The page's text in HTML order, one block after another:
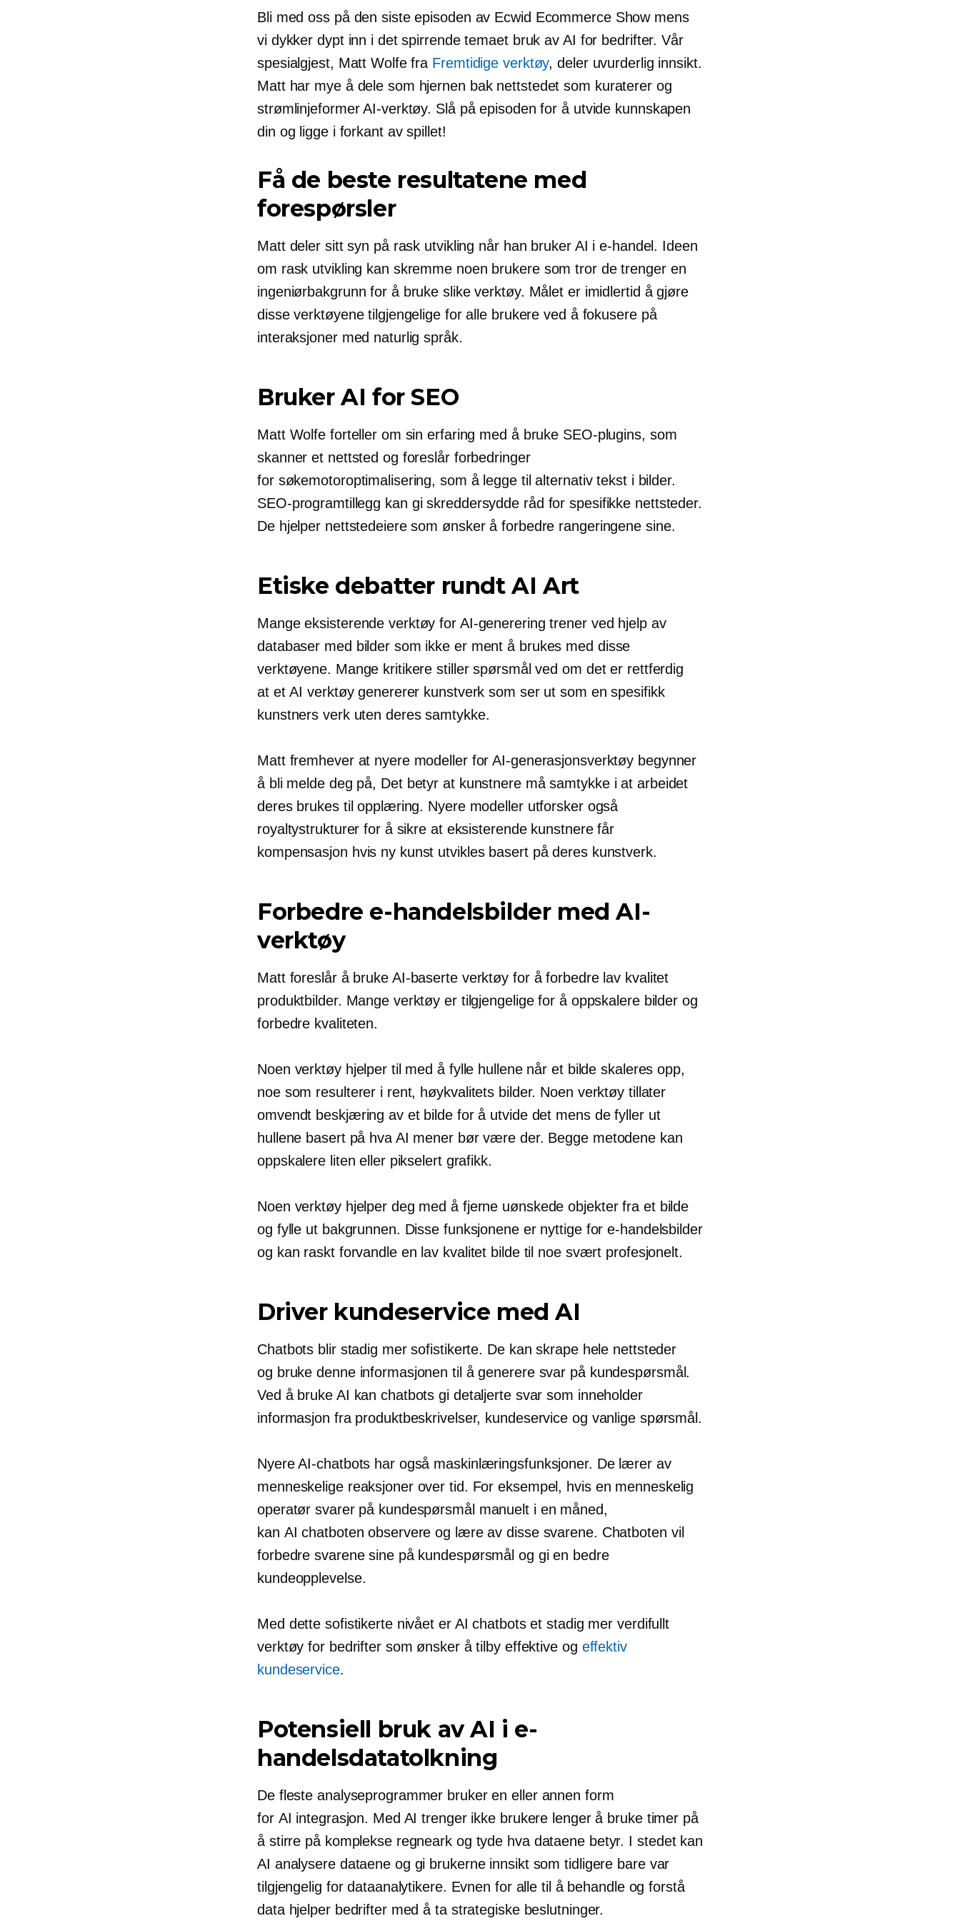
Bli med oss på den siste episoden av Ecwid Ecommerce Show mens
vi dykker dypt inn i det spirrende temaet bruk av AI for bedrifter. Vår
spesialgjest, Matt Wolfe fra Fremtidige verktøy, deler uvurderlig innsikt.
Matt har mye å dele som hjernen bak nettstedet som kuraterer og
strømlinjeformer AI-verktøy. Slå på episoden for å utvide kunnskapen
din og ligge i forkant av spillet!
Få de beste resultatene med
forespørsler
Matt deler sitt syn på rask utvikling når han bruker AI i e-handel. Ideen
om rask utvikling kan skremme noen brukere som tror de trenger en
ingeniørbakgrunn for å bruke slike verktøy. Målet er imidlertid å gjøre
disse verktøyene tilgjengelige for alle brukere ved å fokusere på
interaksjoner med naturlig språk.
Bruker AI for SEO
Matt Wolfe forteller om sin erfaring med å bruke SEO-plugins, som
skanner et nettsted og foreslår forbedringer
for søkemotoroptimalisering, som å legge til alternativ tekst i bilder.
SEO-programtillegg kan gi skreddersydde råd for spesifikke nettsteder.
De hjelper nettstedeiere som ønsker å forbedre rangeringene sine.
Etiske debatter rundt AI Art
Mange eksisterende verktøy for AI-generering trener ved hjelp av
databaser med bilder som ikke er ment å brukes med disse
verktøyene. Mange kritikere stiller spørsmål ved om det er rettferdig
at et AI verktøy genererer kunstverk som ser ut som en spesifikk
kunstners verk uten deres samtykke.
Matt fremhever at nyere modeller for AI-generasjonsverktøy begynner
å bli melde deg på, Det betyr at kunstnere må samtykke i at arbeidet
deres brukes til opplæring. Nyere modeller utforsker også
royaltystrukturer for å sikre at eksisterende kunstnere får
kompensasjon hvis ny kunst utvikles basert på deres kunstverk.
Forbedre e-handelsbilder med AI-
verktøy
Matt foreslår å bruke AI-baserteverktøy for å forbedre lav kvalitet
produktbilder. Mange verktøy er tilgjengelige for å oppskalere bilder og
forbedre kvaliteten.
Noen verktøy hjelper til med å fylle hullene når et bilde skaleres opp,
noe som resulterer i rent, høykvalitets bilder. Noen verktøy tillater
omvendt beskjæring av et bilde for å utvide det mens de fyller ut
hullene basert på hva AI mener bør være der. Begge metodene kan
oppskalere liten eller pikselert grafikk.
Noen verktøy hjelper deg med å fjerne uønskede objekter fra et bilde
og fylle ut bakgrunnen. Disse funksjonene er nyttige for e-handelsbilder
og kan raskt forvandle en lav kvalitet bilde til noe svært profesjonelt.
Driver kundeservice med AI
Chatbots blir stadig mer sofistikerte. De kan skrape hele nettsteder
og bruke denne informasjonen til å generere svar på kundespørsmål.
Ved å bruke AI kan chatbots gi detaljerte svar som inneholder
informasjon fra produktbeskrivelser, kundeservice og vanlige spørsmål.
Nyere AI-chatbots har også maskinlæringsfunksjoner. De lærer av
menneskelige reaksjoner over tid. For eksempel, hvis en menneskelig
operatør svarer på kundespørsmål manuelt i en måned,
kan AI chatboten observere og lære av disse svarene. Chatboten vil
forbedre svarene sine på kundespørsmål og gi en bedre
kundeopplevelse.
Med dette sofistikerte nivået er AI chatbots et stadig mer verdifullt
verktøy for bedrifter som ønsker å tilby effektive og effektiv
kundeservice.
Potensiell bruk av AI i e-
handelsdatatolkning
De fleste analyseprogrammer bruker en eller annen form
for AI integrasjon. Med AI trenger ikke brukere lenger å bruke timer på
å stirre på komplekse regneark og tyde hva dataene betyr. I stedet kan
AI analysere dataene og gi brukerne innsikt som tidligere bare var
tilgjengelig for dataanalytikere. Evnen for alle til å behandle og forstå
data hjelper bedrifter med å ta strategiske beslutninger.